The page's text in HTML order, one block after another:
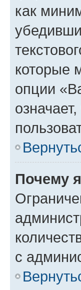
как
которые
опции
Почему
с